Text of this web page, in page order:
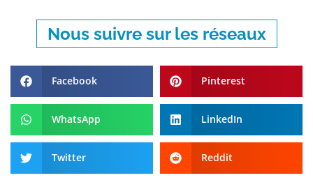
Nous suivre sur les réseaux
Facebook Pinterest
WhatsApp LinkedIn
Twitter Reddit